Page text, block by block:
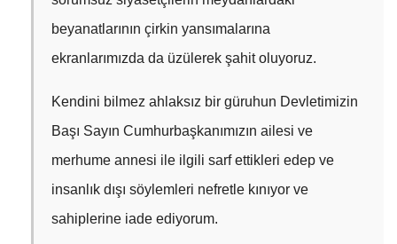
beyanatlarının çirkin yansımalarına
ekranlarımızda da üzülerek şahit oluyoruz.
Kendini bilmez ahlaksız bir güruhun Devletimizin
Başı Sayın Cumhurbaşkanımızın ailesi ve
merhume annesi ile ilgili sarf ettikleri edep ve
insanlık dışı söylemleri nefretle kınıyor ve
sahiplerine iade ediyorum.